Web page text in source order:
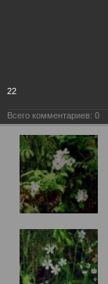
22
Всего комментариев: 0